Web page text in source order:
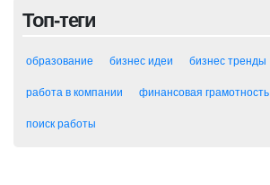
Топ-теги
образование бизнес идеи бизнес тренды
работа в компании финансовая грамотность
поиск работы